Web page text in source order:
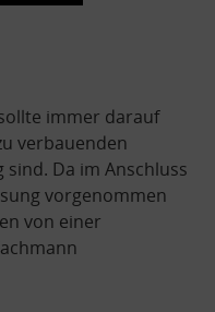
immer darauf
verbauenden
Da im Anschluss
vorgenommen
von einer